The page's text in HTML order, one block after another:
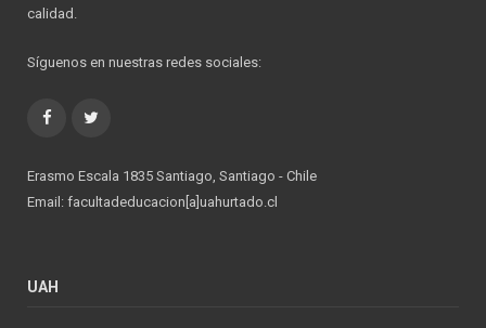
calidad.
Síguenos en nuestras redes sociales:
Facebook
Erasmo Escala 1835 Santiago, Santiago - Chile
Email: facultadeducacion[a]uahurtado.cl
UAH